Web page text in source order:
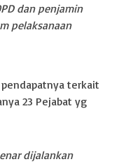
dan penjamin
pelaksanaan
terkait
23 Pejabat yg
dijalankan